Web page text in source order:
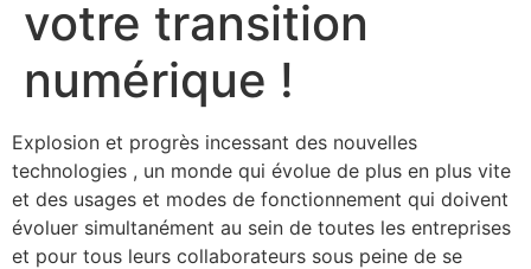
votre transition
numérique !
Explosion et progrès incessant des nouvelles
technologies , un monde qui évolue de plus en plus vite
et des usages et modes de fonctionnement qui doivent
évoluer simultanément au sein de toutes les entreprises
et pour tous leurs collaborateurs sous peine de se